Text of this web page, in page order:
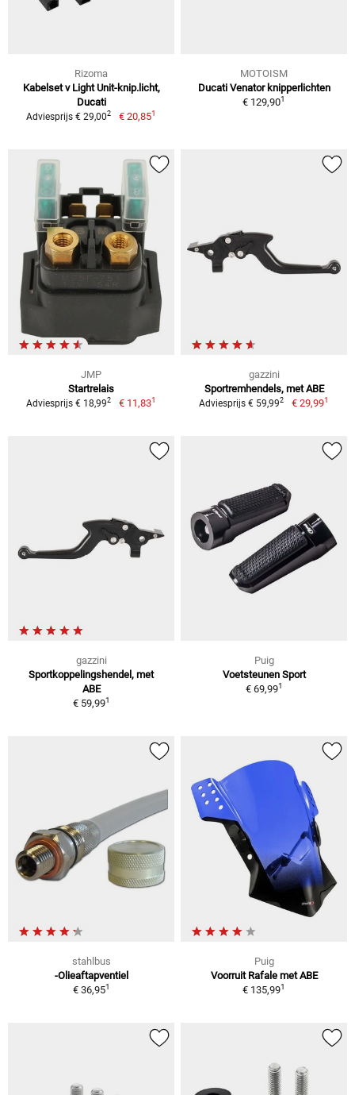
Rizoma
Kabelset v Light Unit-knip.licht,
Ducati
Adviesprijs € 29,002 € 20,851
MOTOISM
Ducati Venator knipperlichten
€ 129,901
JMP
Startrelais
Adviesprijs € 18,992 € 11,831
gazzini
Sportremhendels, met ABE
Adviesprijs € 59,992 € 29,991
gazzini
Sportkoppelingshendel, met
ABE
€ 59,991
Puig
Voetsteunen Sport
€ 69,991
stahlbus
-Olieaftapventiel
€ 36,951
Puig
Voorruit Rafale met ABE
€ 135,991